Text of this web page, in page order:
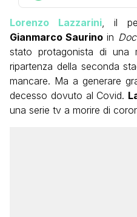
Lorenzo Lazzarini, il
Gianmarco Saurino in
stato protagonista di una
ripartenza della seconda
mancare. Ma a generare
decesso dovuto al Covid.
una serie tv a morire di